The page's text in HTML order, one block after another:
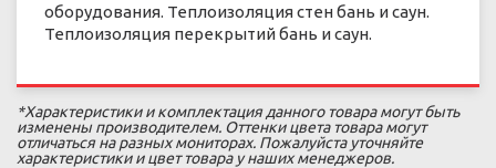
оборудования. Теплоизоляция стен бань и саун.
Теплоизоляция перекрытий бань и саун.
*Характеристики и комплектация данного товара могут быть
изменены производителем. Оттенки цвета товара могут
отличаться на разных мониторах. Пожалуйста уточняйте
характеристики и цвет товара у наших менеджеров.